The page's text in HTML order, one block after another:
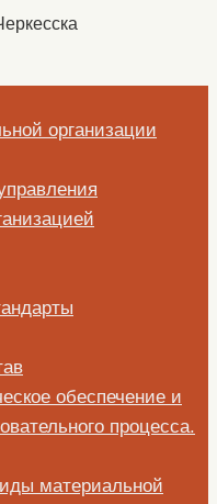
организации
обеспечение и
процесса.
материальной